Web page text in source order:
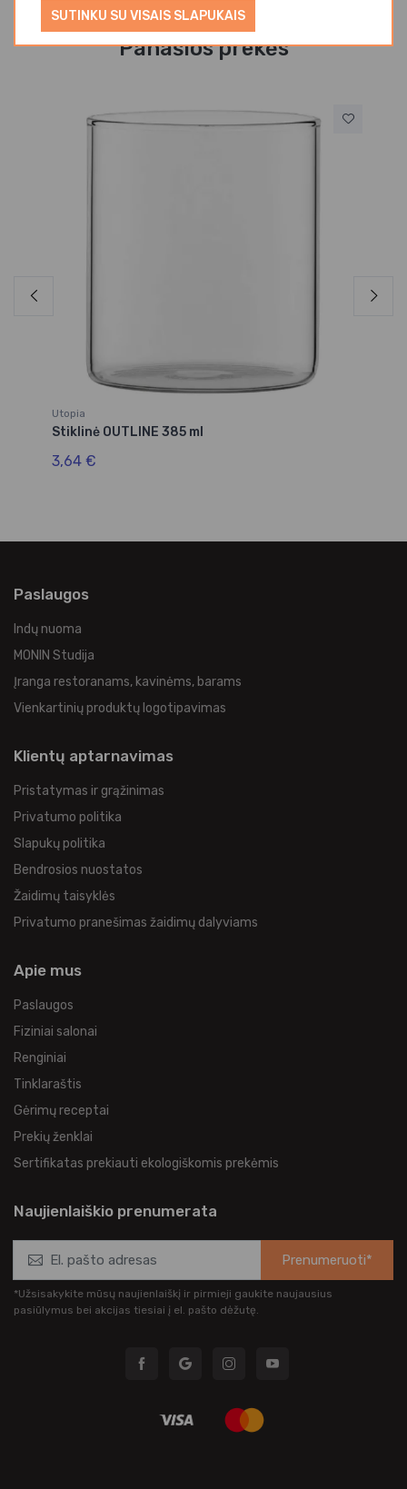
SUTINKU SU VISAIS SLAPUKAIS
Panašios prekės
Utopia
Stiklinė OUTLINE 385 ml
3,64 €
Paslaugos
Indų nuoma
MONIN Studija
Įranga restoranams, kavinėms, barams
Vienkartinių produktų logotipavimas
Klientų aptarnavimas
Pristatymas ir grąžinimas
Privatumo politika
Slapukų politika
Bendrosios nuostatos
Žaidimų taisyklės
Privatumo pranešimas žaidimų dalyviams
Apie mus
Paslaugos
Fiziniai salonai
Renginiai
Tinklaraštis
Gėrimų receptai
Prekių ženklai
Sertifikatas prekiauti ekologiškomis prekėmis
Naujienlaiškio prenumerata
Prenumeruoti*
*Užsisakykite mūsų naujienlaiškį ir pirmieji gaukite naujausius
pasiūlymus bei akcijas tiesiai į el. pašto dėžutę.